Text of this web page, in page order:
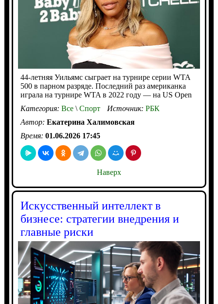
44-летняя Уильямс сыграет на турнире серии WTA
500 в парном разряде. Последний раз американка
играла на турнире WTA в 2022 году — на US Open
Категория: Все\Спорт Источник: РБК
Автор: Екатерина Халимовская
Время: 01.06.2026 17:45
Наверх
Искусственный интеллект в
бизнесе: стратегии внедрения и
главные риски